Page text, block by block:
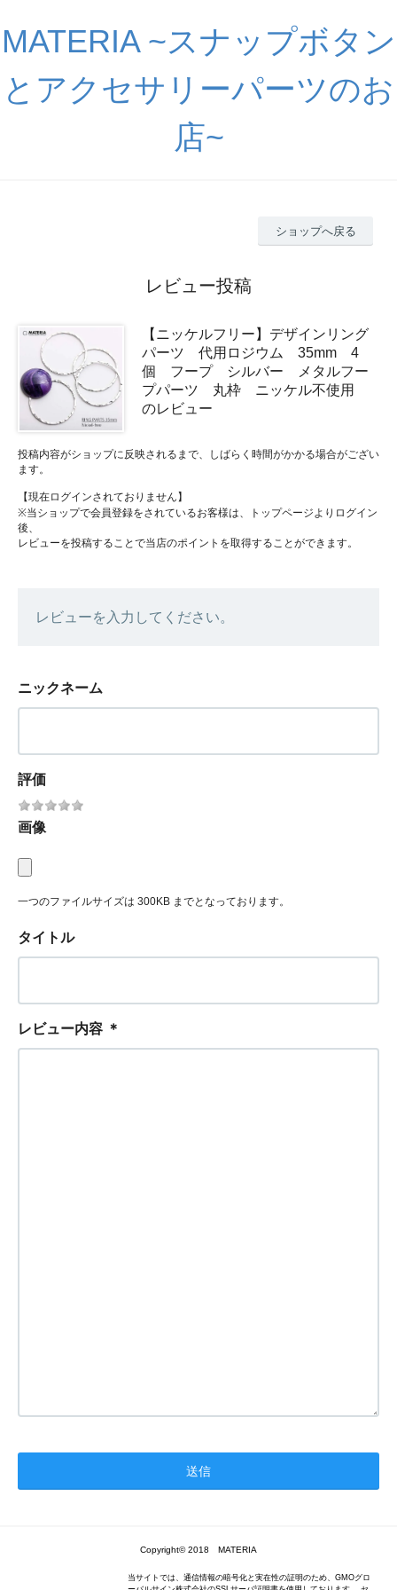
MATERIA ~スナップボタン
とアクセサリーパーツのお
店~
ショップへ戻る
レビュー投稿
【ニッケルフリー】デザインリング
パーツ 代用ロジウム 35mm 4
個 フープ シルバー メタルフー
プパーツ 丸枠 ニッケル不使用
のレビュー
投稿内容がショップに反映されるまで、しばらく時間がかかる場合がござい
ます。
【現在ログインされておりません】
※当ショップで会員登録をされているお客様は、トップページよりログイン
後、
レビューを投稿することで当店のポイントを取得することができます。
レビューを入力してください。
ニックネーム
評価
画像
一つのファイルサイズは 300KB までとなっております。
タイトル
レビュー内容 ＊
Copyright© 2018 MATERIA
当サイトでは、通信情報の暗号化と実在性の証明のため、GMOグロ